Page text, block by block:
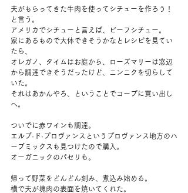
夫がもらってきた牛肉を使ってシチューを作ろう！
と言う。
アメリカでシチューと言えば、ビーフシチュー。
家にあるもので大体できそうかなとレシピを見てい
たら、
オレガノ、タイムはお庭から、ローズマリーは窓辺
から調達できそうだったけど、ニンニクを切らして
いた。
それはあかんやろ、ということでコープに買い出し
へ。
ついでに赤ワインも調達。
エルブ·ド·プロヴァンスというプロヴァンス地方のハ
ーブミックスも見つけたので購入。
オーガニックのパセリも。
帰って野菜をどんどん刻み、煮込み始める。
横で夫が塊肉の表面を焼いてくれた。